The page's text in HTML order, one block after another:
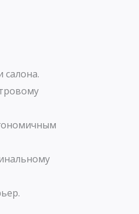
салона.